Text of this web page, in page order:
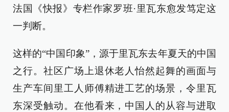
法国《快报》专栏作家罗班·里瓦东愈发笃定这
一判断。
这样的“中国印象”，源于里瓦东去年夏天的中国
之行。社区广场上退休老人怡然起舞的画面与
生产车间里工人师傅精进工艺的场景，令里瓦
东深受触动。在他看来，中国人的从容与进取